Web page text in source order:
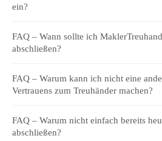
ein?
FAQ – Wann sollte ich
abschließen?
FAQ – Warum kann ich nicht eine
Vertrauens zum Treuhänder machen?
FAQ – Warum nicht einfach bereits
abschließen?